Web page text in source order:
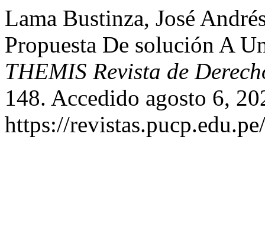
Lama Bustinza, José
Propuesta De solución A
THEMIS Revista de
148. Accedido agosto 6,
https://